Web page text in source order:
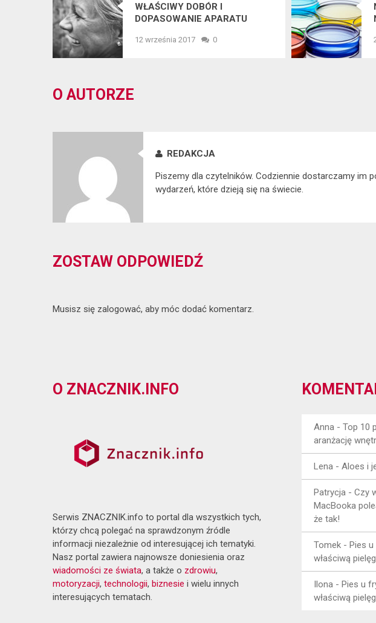
WŁAŚCIWY DOBÓR I
DOPASOWANIE APARATU
12 września 2017 0
O AUTORZE
REDAKCJA
Piszemy dla czytelników. Codziennie dostarczamy im
wydarzeń, które dzieją się na świecie.
ZOSTAW ODPOWIEDŹ
Musisz się zalogować, aby móc dodać komentarz.
O ZNACZNIK.INFO
Serwis ZNACZNIK.info to portal dla wszystkich tych,
którzy chcą polegać na sprawdzonym źródle
informacji niezależnie od interesującej ich tematyki.
Nasz portal zawiera najnowsze doniesienia oraz
wiadomości ze świata, a także o zdrowiu,
motoryzacji, technologii, biznesie i wielu innych
interesujących tematach.
Anna -Top 10
aranżację
Lena -Aloes i
Patrycja -Czy
MacBooka
że tak!
Tomek -Pies
właściwą
Ilona -Pies u
właściwą